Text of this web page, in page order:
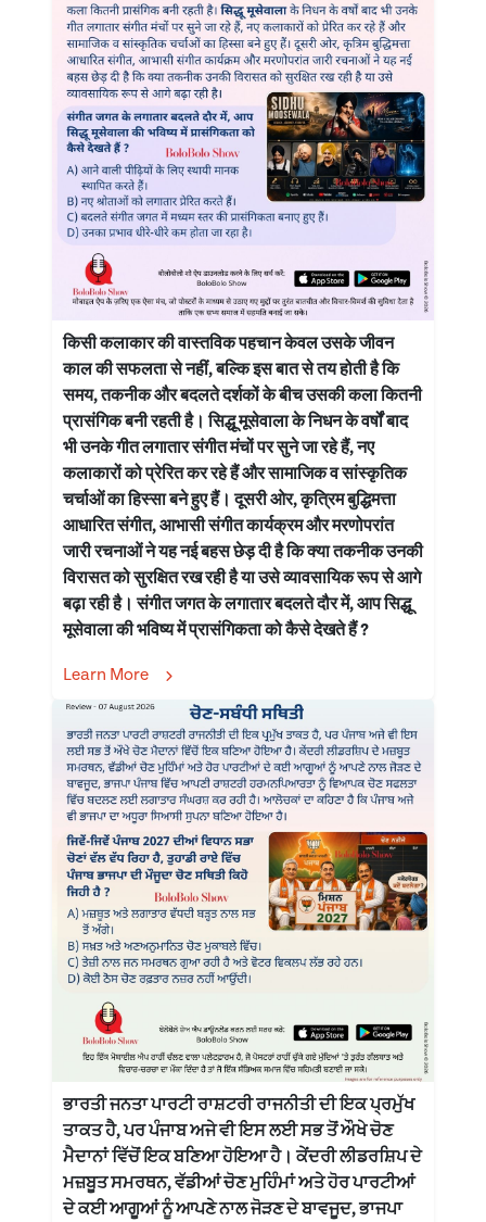
किसी कलाकार की वास्तविक पहचान केवल उसके जीवन
काल की सफलता से नहीं, बल्कि इस बात से तय होती है कि
समय, तकनीक और बदलते दर्शकों के बीच उसकी कला कितनी
प्रासंगिक बनी रहती है। सिद्धू मूसेवाला के निधन के वर्षों बाद
भी उनके गीत लगातार संगीत मंचों पर सुने जा रहे हैं, नए
कलाकारों को प्रेरित कर रहे हैं और सामाजिक व सांस्कृतिक
चर्चाओं का हिस्सा बने हुए हैं। दूसरी ओर, कृत्रिम बुद्धिमत्ता
आधारित संगीत, आभासी संगीत कार्यक्रम और मरणोपरांत
जारी रचनाओं ने यह नई बहस छेड़ दी है कि क्या तकनीक उनकी
विरासत को सुरक्षित रख रही है या उसे व्यावसायिक रूप से आगे
बढ़ा रही है। संगीत जगत के लगातार बदलते दौर में, आप सिद्धू
मूसेवाला की भविष्य में प्रासंगिकता को कैसे देखते हैं ?
Learn More
ਭਾਰਤੀ ਜਨਤਾ ਪਾਰਟੀ ਰਾਸ਼ਟਰੀ ਰਾਜਨੀਤੀ ਦੀ ਇਕ ਪ੍ਰਮੁੱਖ
ਤਾਕਤ ਹੈ, ਪਰ ਪੰਜਾਬ ਅਜੇ ਵੀ ਇਸ ਲਈ ਸਭ ਤੋਂ ਔਖੇ ਚੋਣ
ਮੈਦਾਨਾਂ ਵਿੱਚੋਂ ਇਕ ਬਣਿਆ ਹੋਇਆ ਹੈ। ਕੇਂਦਰੀ ਲੀਡਰਸ਼ਿਪ ਦੇ
ਮਜ਼ਬੂਤ ਸਮਰਥਨ, ਵੱਡੀਆਂ ਚੋਣ ਮੁਹਿੰਮਾਂ ਅਤੇ ਹੋਰ ਪਾਰਟੀਆਂ
ਦੇ ਕਈ ਆਗੂਆਂ ਨੂੰ ਆਪਣੇ ਨਾਲ ਜੋੜਣ ਦੇ ਬਾਵਜੂਦ, ਭਾਜਪਾ